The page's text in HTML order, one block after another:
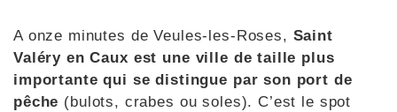
A onze minutes de Veules-les-Roses, Saint
Valéry en Caux est une ville de taille plus
importante qui se distingue par son port de
pêche (bulots, crabes ou soles). C’est le spot